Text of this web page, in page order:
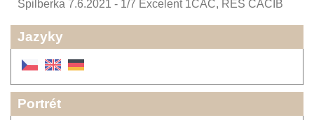
Špilberka 7.6.2021 - 1/7 Excelent 1CAC, RES CACIB
Jazyky
Portrét